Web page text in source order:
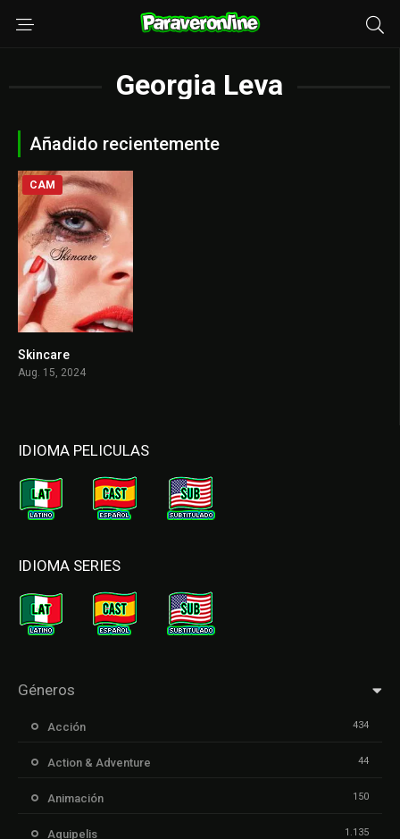
Georgia Leva
Añadido recientemente
CAM
Skincare
Aug. 15, 2024
IDIOMA PELICULAS
IDIOMA SERIES
Géneros
Acción 434
Action & Adventure 44
Animación 150
Aquipelis 1.135